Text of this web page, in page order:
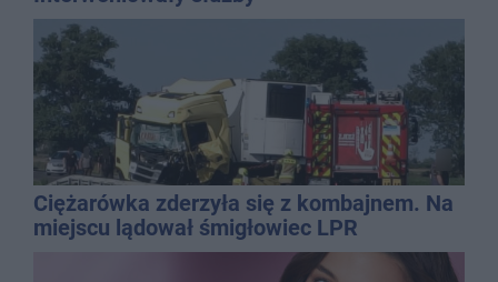
Ciężarówka zderzyła się z kombajnem. Na
miejscu lądował śmigłowiec LPR